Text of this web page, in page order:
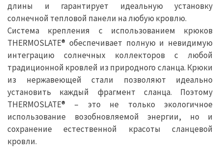
длины и гарантирует идеальную установку
солнечной тепловой панели на любую кровлю.
Система крепления с использованием крюков
THERMOSLATE® обеспечивает полную и невидимую
интеграцию солнечных коллекторов с любой
традиционной кровлей из природного сланца. Крюки
из нержавеющей стали позволяют идеально
установить каждый фрагмент сланца. Поэтому
THERMOSLATE® – это не только экологичное
использование возобновляемой энергии, но и
сохранение естественной красоты сланцевой
кровли.